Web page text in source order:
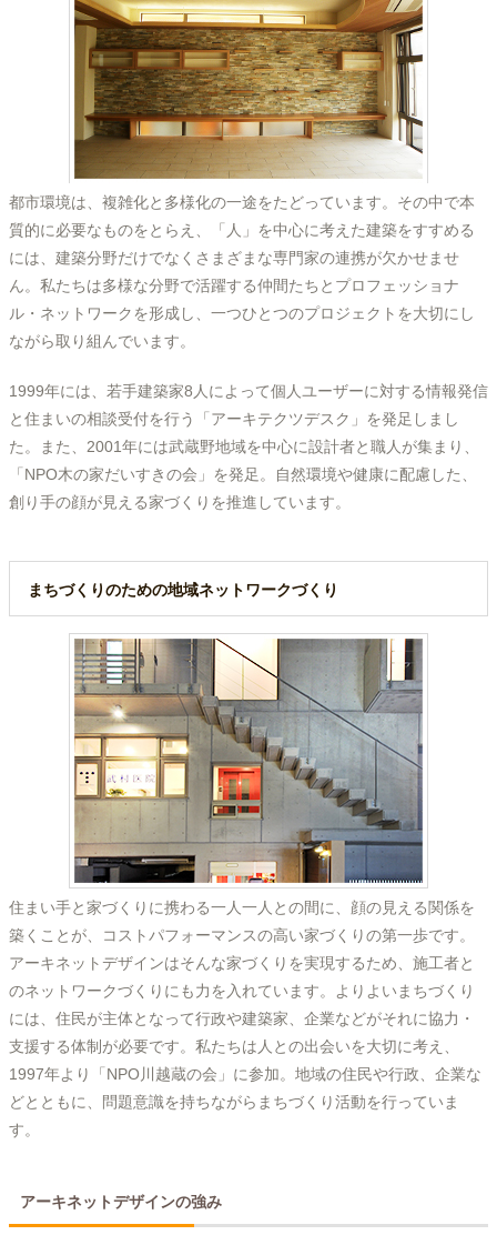
都市環境は、複雑化と多様化の一途をたどっています。その中で本
質的に必要なものをとらえ、「人」を中心に考えた建築をすすめる
には、建築分野だけでなくさまざまな専門家の連携が欠かせませ
ん。私たちは多様な分野で活躍する仲間たちとプロフェッショナ
ル・ネットワークを形成し、一つひとつのプロジェクトを大切にし
ながら取り組んでいます。
1999年には、若手建築家8人によって個人ユーザーに対する情報発信
と住まいの相談受付を行う「アーキテクツデスク」を発足しまし
た。また、2001年には武蔵野地域を中心に設計者と職人が集まり、
「NPO木の家だいすきの会」を発足。自然環境や健康に配慮した、
創り手の顔が見える家づくりを推進しています。
まちづくりのための地域ネットワークづくり
住まい手と家づくりに携わる一人一人との間に、顔の見える関係を
築くことが、コストパフォーマンスの高い家づくりの第一歩です。
アーキネットデザインはそんな家づくりを実現するため、施工者と
のネットワークづくりにも力を入れています。よりよいまちづくり
には、住民が主体となって行政や建築家、企業などがそれに協力・
支援する体制が必要です。私たちは人との出会いを大切に考え、
1997年より「NPO川越蔵の会」に参加。地域の住民や行政、企業な
どとともに、問題意識を持ちながらまちづくり活動を行っていま
す。
アーキネットデザインの強み